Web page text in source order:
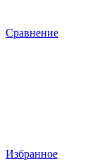
Сравнение
Избранное